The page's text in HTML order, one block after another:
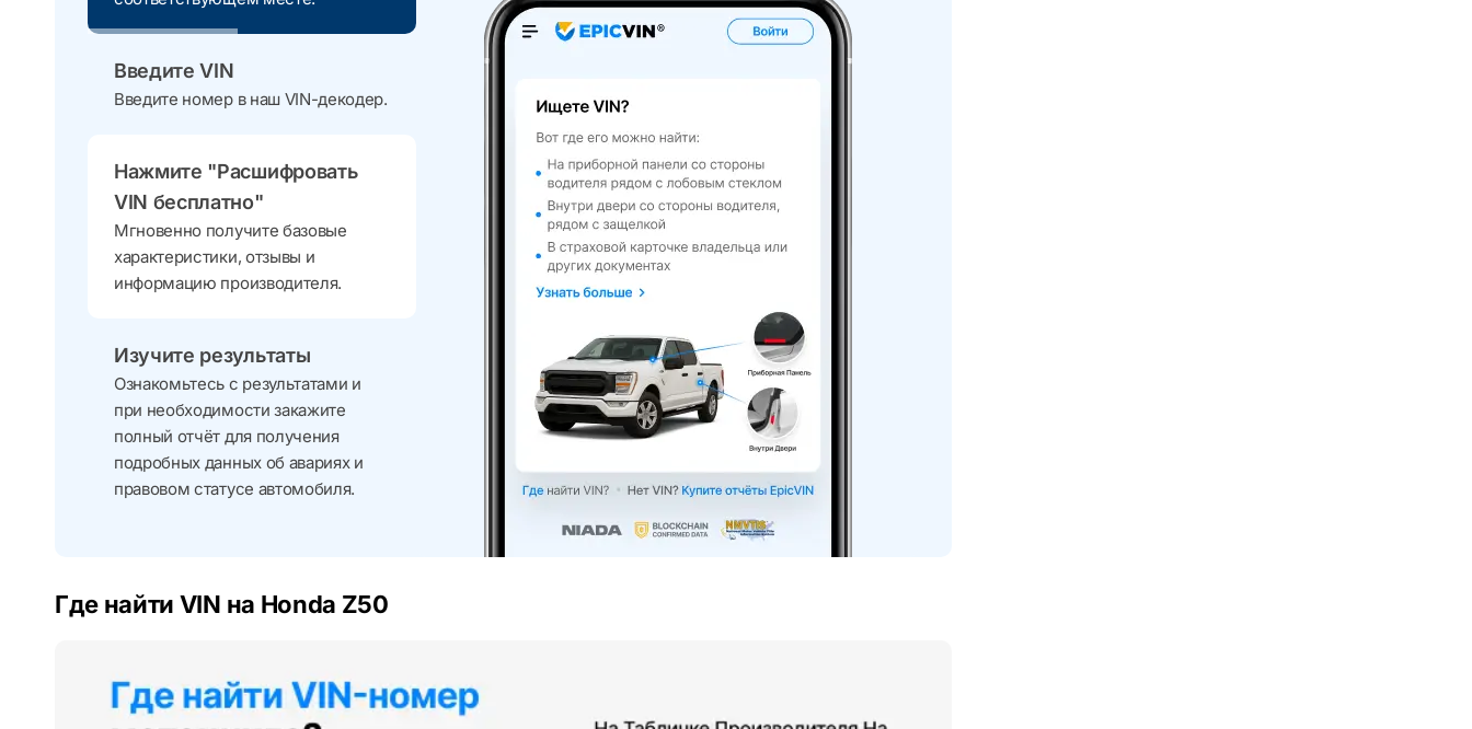
Введите VIN
Введите номер в наш VIN-декодер.
Нажмите "Расшифровать
VIN бесплатно"
Мгновенно получите базовые
характеристики, отзывы и
информацию производителя.
Изучите результаты
Ознакомьтесь с результатами и
при необходимости закажите
полный отчёт для получения
подробных данных об авариях и
правовом статусе автомобиля.
Где найти VIN на Honda Z50